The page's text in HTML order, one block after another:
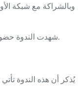
شهدت الندوة حضور 25 مشاركًا من رجال دين وأكاديميين وممثلين عن منظمات المجتمع المدني والفرق التطوعية وطلبة الجامعات، في فعالية نظّمها مركز سبأ للدراسات والتنمية، أحد أعضاء شبكة الأوزون.
يُذكر أن هذه الندوة